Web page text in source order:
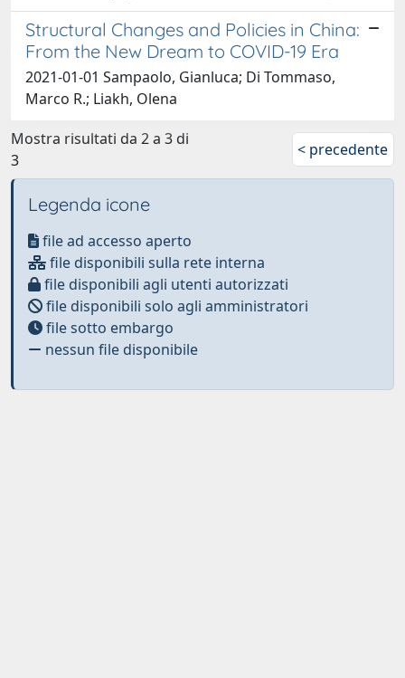
Structural Changes and Policies in China:
From the New Dream to COVID-19 Era
2021-01-01 Sampaolo, Gianluca; Di Tommaso,
Marco R.; Liakh, Olena
Mostra risultati da 2 a 3 di
3
< precedente
Legenda icone
file ad accesso aperto
file disponibili sulla rete interna
file disponibili agli utenti autorizzati
file disponibili solo agli amministratori
file sotto embargo
nessun file disponibile